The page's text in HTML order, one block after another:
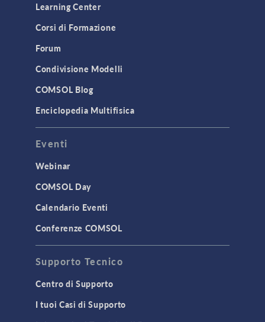
Learning Center
Corsi di Formazione
Forum
Condivisione Modelli
COMSOL Blog
Enciclopedia Multifisica
Eventi
Webinar
COMSOL Day
Calendario Eventi
Conferenze COMSOL
Supporto Tecnico
Centro di Supporto
I tuoi Casi di Supporto